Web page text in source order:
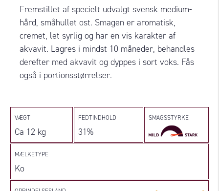
Fremstillet af specielt udvalgt svensk medium-
hård, småhullet ost. Smagen er aromatisk,
cremet, let syrlig og har en vis karakter af
akvavit. Lagres i mindst 10 måneder, behandles
derefter med akvavit og dyppes i sort voks. Fås
også i portionsstørrelser.
VÆGT
Ca 12 kg
FEDTINDHOLD
31%
SMAGSSTYRKE
MÆLKETYPE
Ko